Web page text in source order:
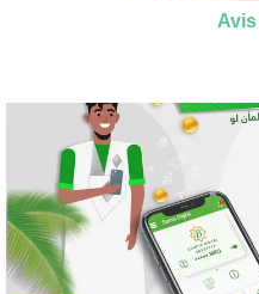
Avis